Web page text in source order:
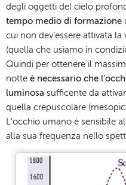
degli oggetti del cielo
tempo medio di formazione
cui non dev’essere attivata
(quella che usiamo in
Quindi per ottenere il
notte è necessario che
luminosa sufficente da
quella crepuscolare
L’occhio umano è sensibile
alla sua frequenza nello